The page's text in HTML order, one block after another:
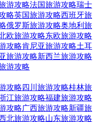
游攻略法国旅游攻略瑞士
略英国旅游攻略西班牙旅
俄罗斯旅游攻略奥地利旅
欧旅游攻略东欧旅游攻略
攻略肯尼亚旅游攻略土耳
旅游攻略新西兰旅游攻略
游攻略
攻略 四川旅游攻略桂林旅
江旅游攻略福建旅游攻略
攻略广西旅游攻略新疆旅
北旅游攻略山东旅游攻略